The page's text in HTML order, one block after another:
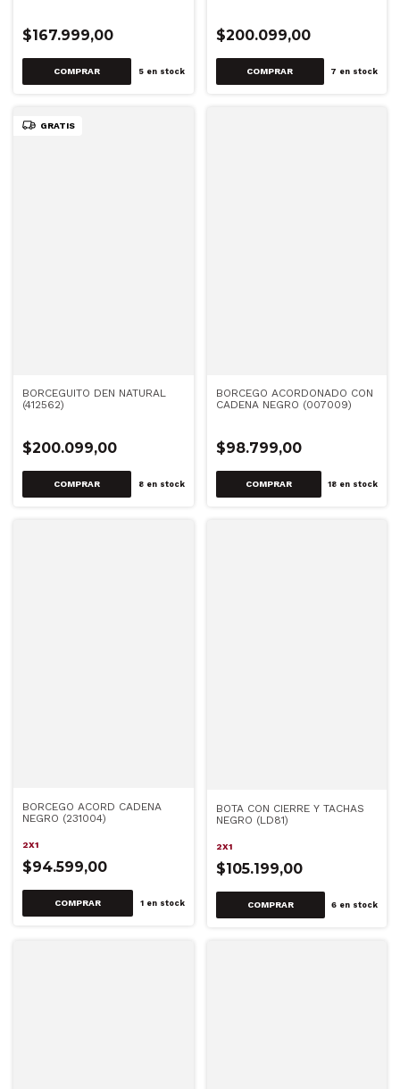
$167.999,00
COMPRAR 5en stock
$200.099,00
COMPRAR 7 en stock
GRATIS
BORCEGUITO DEN NATURAL
(412562)
$200.099,00
COMPRAR 8en stock
BORCEGO ACORDONADO CON
CADENA NEGRO (007009)
$98.799,00
COMPRAR 18 en stock
BORCEGO ACORD CADENA
NEGRO (231004)
2X1
$94.599,00
COMPRAR 1en stock
BOTA CON CIERRE Y TACHAS
NEGRO (LD81)
2X1
$105.199,00
COMPRAR 6 en stock